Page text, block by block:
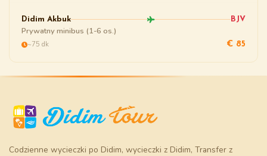
Didim Akbuk BJV
Prywatny minibus (1-6 os.)
~75 dk € 85
Codzienne wycieczki po Didim, wycieczki z Didim, Transfer z